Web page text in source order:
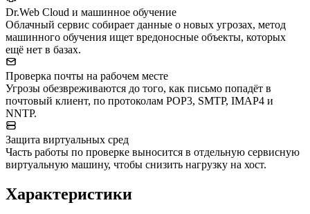
Dr.Web Cloud и машинное обучение
Облачный сервис собирает данные о новых угрозах, метод
машинного обучения ищет вредоносные объекты, которых
ещё нет в базах.
Проверка почты на рабочем месте
Угрозы обезвреживаются до того, как письмо попадёт в
почтовый клиент, по протоколам POP3, SMTP, IMAP4 и
NNTP.
Защита виртуальных сред
Часть работы по проверке выносится в отдельную сервисную
виртуальную машину, чтобы снизить нагрузку на хост.
Характеристики